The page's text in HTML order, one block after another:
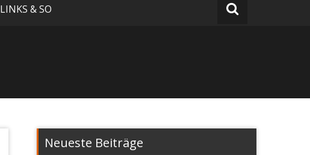
LINKS & SO
Neueste Beiträge